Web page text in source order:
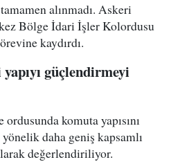
alınmadı. Askeri
Bölge İdari İşler Kolordusu
kaydırdı.
güçlendirmeyi
komuta yapısını
daha geniş kapsamlı
değerlendiriliyor.